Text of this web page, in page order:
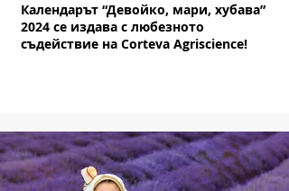
Календарът “Девойко, мари, хубава”
2024 се издава с любезното
съдействие на Corteva Agriscience!